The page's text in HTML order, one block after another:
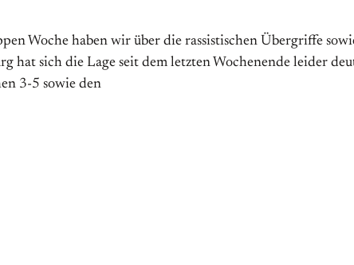
Woche haben wir über die rassistischen Übergriffe
sich die Lage seit dem letzten Wochenende leider
3-5 sowie den